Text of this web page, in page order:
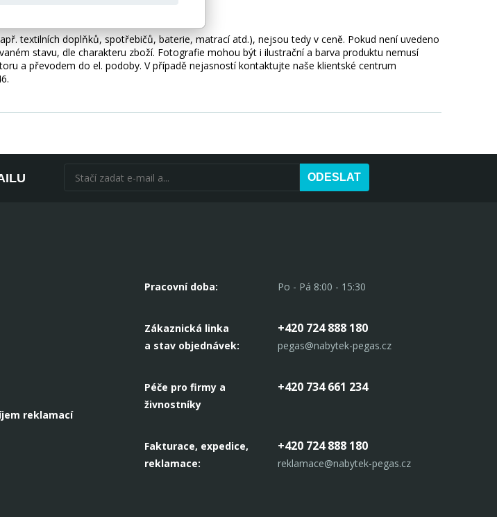
textilních doplňků, spotřebičů, baterie, matrací atd.), nejsou tedy v ceně. Pokud není uvedeno
stavu, dle charakteru zboží. Fotografie mohou být i ilustrační a barva produktu nemusí
a převodem do el. podoby. V případě nejasností kontaktujte naše klientské centrum
ODESLAT
reklamací
Pracovní doba: Po - Pá 8:00 - 15:30
Zákaznická linka
a stav objednávek:
+420 724 888 180
pegas@nabytek-pegas.cz
Péče pro firmy a
živnostníky
+420 734 661 234
Fakturace, expedice,
reklamace:
+420 724 888 180
reklamace@nabytek-pegas.cz